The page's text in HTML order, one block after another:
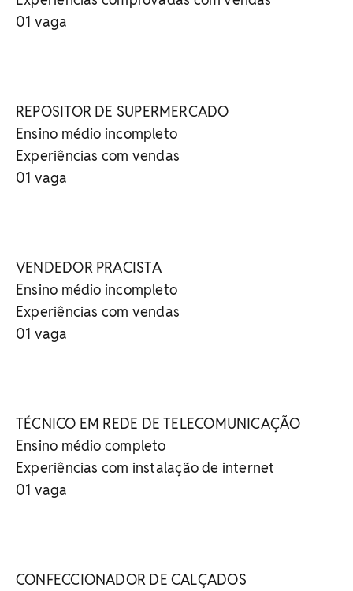
01 vaga
REPOSITOR DE SUPERMERCADO
Ensino médio incompleto
Experiências com vendas
01 vaga
VENDEDOR PRACISTA
Ensino médio incompleto
Experiências com vendas
01 vaga
TÉCNICO EM REDE DE TELECOMUNICAÇÃO
Ensino médio completo
Experiências com instalação de internet
01 vaga
CONFECCIONADOR DE CALÇADOS